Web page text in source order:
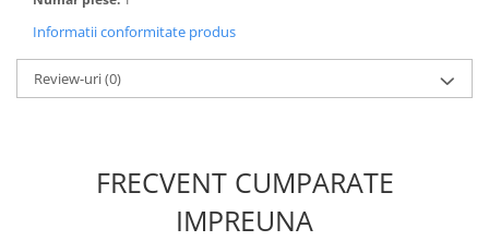
Informatii conformitate produs
Review-uri(0)
FRECVENT CUMPARATE
IMPREUNA